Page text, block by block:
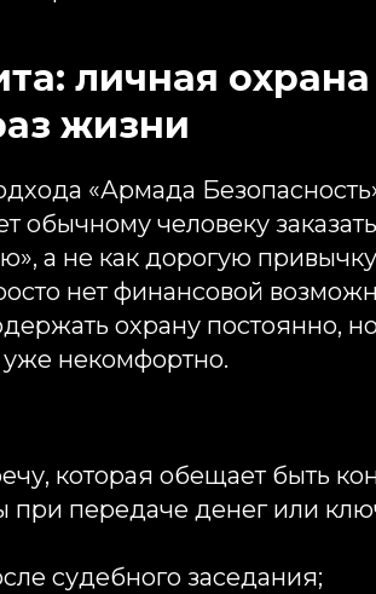
личная
жизни
«Армада
обычному человеку
а не как дорогую
нет финансовой
охрану постоянно,
уже некомфортно.
которая обещает быть
при передаче денег или
судебного заседания;​